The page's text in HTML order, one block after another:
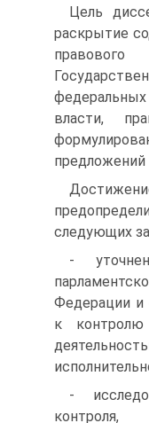
Цель
раскрытие
правового
власти,
следующих
-
Федерации и
к
-